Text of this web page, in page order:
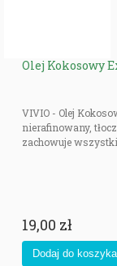
Olej Kokosowy
VIVIO - Olej
nierafinowany,
zachowuje
19,00 zł